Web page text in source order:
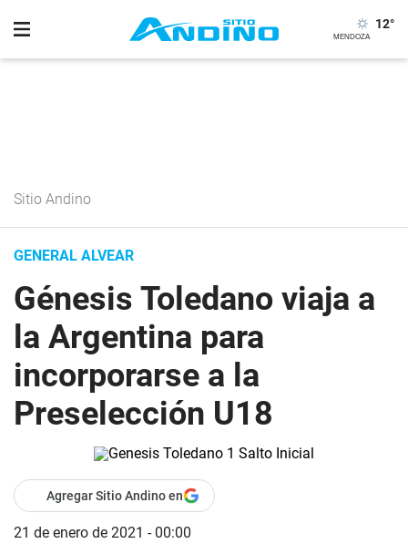
12°
Sitio Andino
GENERAL ALVEAR
Génesis Toledano viaja a
la Argentina para
incorporarse a la
Preselección U18
Agregar Sitio Andino en
21 de enero de 2021 - 00:00